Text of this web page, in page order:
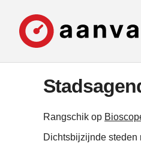
Rangschik op
Dichtsbijzijnde steden